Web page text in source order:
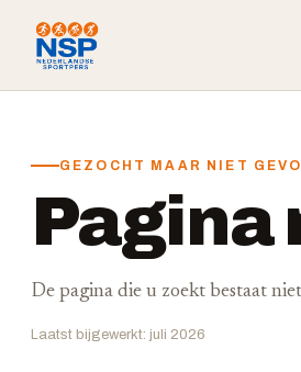
GEZOCHT MAAR NIET
Pagina
De pagina die u zoekt bestaat
Laatst bijgewerkt: juli 2026